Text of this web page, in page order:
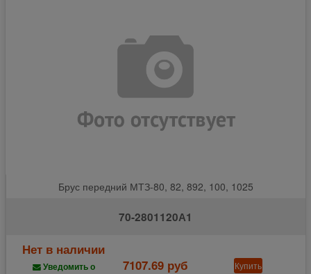
Брус передний МТЗ-80, 82, 892, 100, 1025
70-2801120А1
Нет в наличии
Уведомить о
7107.69 руб Купить